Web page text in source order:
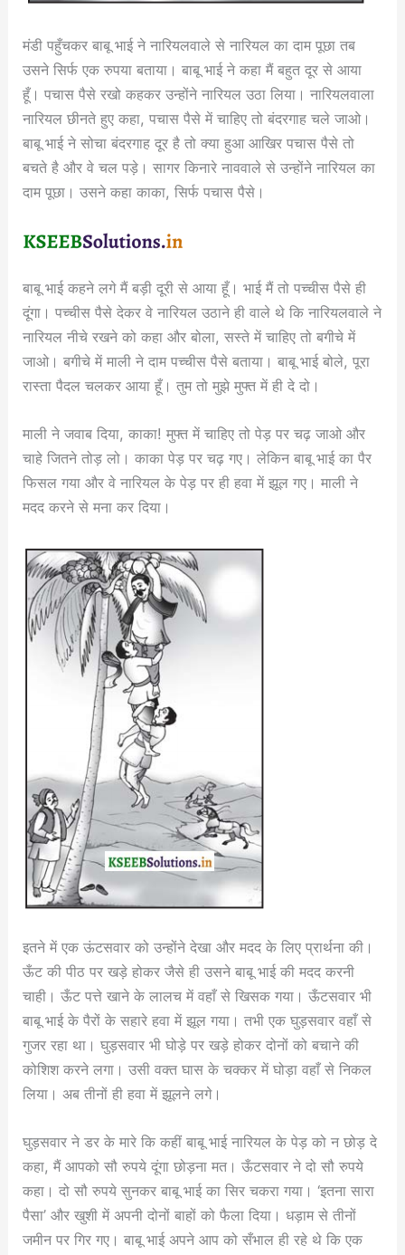
मंडी पहुँचकर बाबू भाई ने नारियलवाले से नारियल का दाम पूछा तब
उसने सिर्फ एक रुपया बताया। बाबू भाई ने कहा मैं बहुत दूर से आया
हूँ। पचास पैसे रखो कहकर उन्होंने नारियल उठा लिया। नारियलवाला
नारियल छीनते हुए कहा, पचास पैसे में चाहिए तो बंदरगाह चले जाओ।
बाबू भाई ने सोचा बंदरगाह दूर है तो क्या हुआ आखिर पचास पैसे तो
बचते है और वे चल पड़े। सागर किनारे नाववाले से उन्होंने नारियल का
दाम पूछा। उसने कहा काका, सिर्फ पचास पैसे।
बाबू भाई कहने लगे मैं बड़ी दूरी से आया हूँ। भाई मैं तो पच्चीस पैसे ही
दूंगा। पच्चीस पैसे देकर वे नारियल उठाने ही वाले थे कि नारियलवाले ने
नारियल नीचे रखने को कहा और बोला, सस्ते में चाहिए तो बगीचे में
जाओ। बगीचे में माली ने दाम पच्चीस पैसे बताया। बाबू भाई बोले, पूरा
रास्ता पैदल चलकर आया हूँ। तुम तो मुझे मुफ्त में ही दे दो।
माली ने जवाब दिया, काका! मुफ्त में चाहिए तो पेड़ पर चढ़ जाओ और
चाहे जितने तोड़ लो। काका पेड़ पर चढ़ गए। लेकिन बाबू भाई का पैर
फिसल गया और वे नारियल के पेड़ पर ही हवा में झूल गए। माली ने
मदद करने से मना कर दिया।
इतने में एक ऊंटसवार को उन्होंने देखा और मदद के लिए प्रार्थना की।
ऊँट की पीठ पर खड़े होकर जैसे ही उसने बाबू भाई की मदद करनी
चाही। ऊँट पत्ते खाने के लालच में वहाँ से खिसक गया। ऊँटसवार भी
बाबू भाई के पैरों के सहारे हवा में झूल गया। तभी एक घुड़सवार वहाँ से
गुजर रहा था। घुड़सवार भी घोड़े पर खड़े होकर दोनों को बचाने की
कोशिश करने लगा। उसी वक्त घास के चक्कर में घोड़ा वहाँ से निकल
लिया। अब तीनों ही हवा में झूलने लगे।
घुड़सवार ने डर के मारे कि कहीं बाबू भाई नारियल के पेड़ को न छोड़ दे
कहा, मैं आपको सौ रुपये दूंगा छोड़ना मत। ऊँटसवार ने दो सौ रुपये
कहा। दो सौ रुपये सुनकर बाबू भाई का सिर चकरा गया। ‘इतना सारा
पैसा’ और खुशी में अपनी दोनों बाहों को फैला दिया। धड़ाम से तीनों
जमीन पर गिर गए। बाबू भाई अपने आप को सँभाल ही रहे थे कि एक